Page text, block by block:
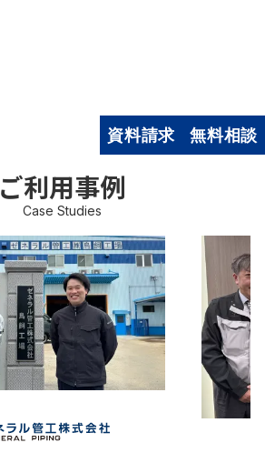
資料請求 無料相談
鏡面
電解研磨
メッキ
ご利用事例
Case Studies